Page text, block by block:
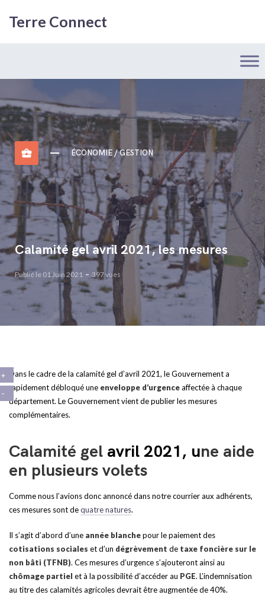
Terre Connect
business_center ÉCONOMIE / GESTION
Calamité gel avril 2021, les mesures
Publié le 01 Juin 2021 397 vues
Dans le cadre de la calamité gel d’avril 2021, le Gouvernement a
rapidement débloqué une enveloppe d’urgenceaffectée à chaque
département. Le Gouvernement vient de publier les mesures
complémentaires.
Calamité gel avril 2021, une aide
en plusieurs volets
Comme nous l’avions donc annoncé dans notre courrier aux adhérents,
ces mesures sont dequatre natures.
Il s’agit d’abord d’une année blanchepour le paiement des
cotisations sociales et d’un dégrèvement de taxe foncière sur le
non bâti (TFNB). Ces mesures d’urgence s’ajouteront ainsi au
chômage partiel et à la possibilité d’accéder au PGE. L’indemnisation
au titre des calamités agricoles devrait être augmentée de 40%.